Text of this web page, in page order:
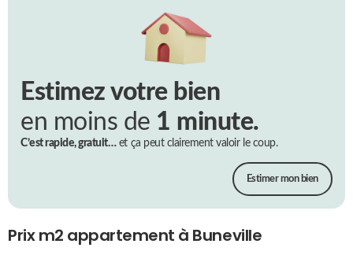
Estimez votre bien
en moins de 1 minute.
C’est rapide, gratuit…et ça peut clairement valoir le coup.
Estimer mon bien
Prix m2 appartement à Buneville